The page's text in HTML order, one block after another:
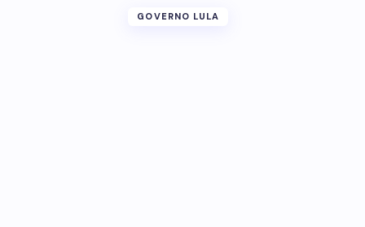
GOVERNO LULA